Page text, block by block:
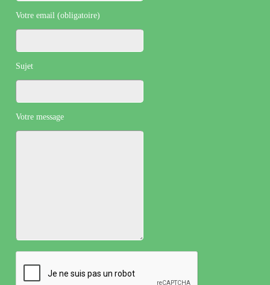
Votre email (obligatoire)
Sujet
Votre message